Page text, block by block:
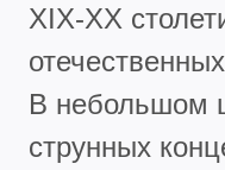
XIX-XX
В небольшом
струнных